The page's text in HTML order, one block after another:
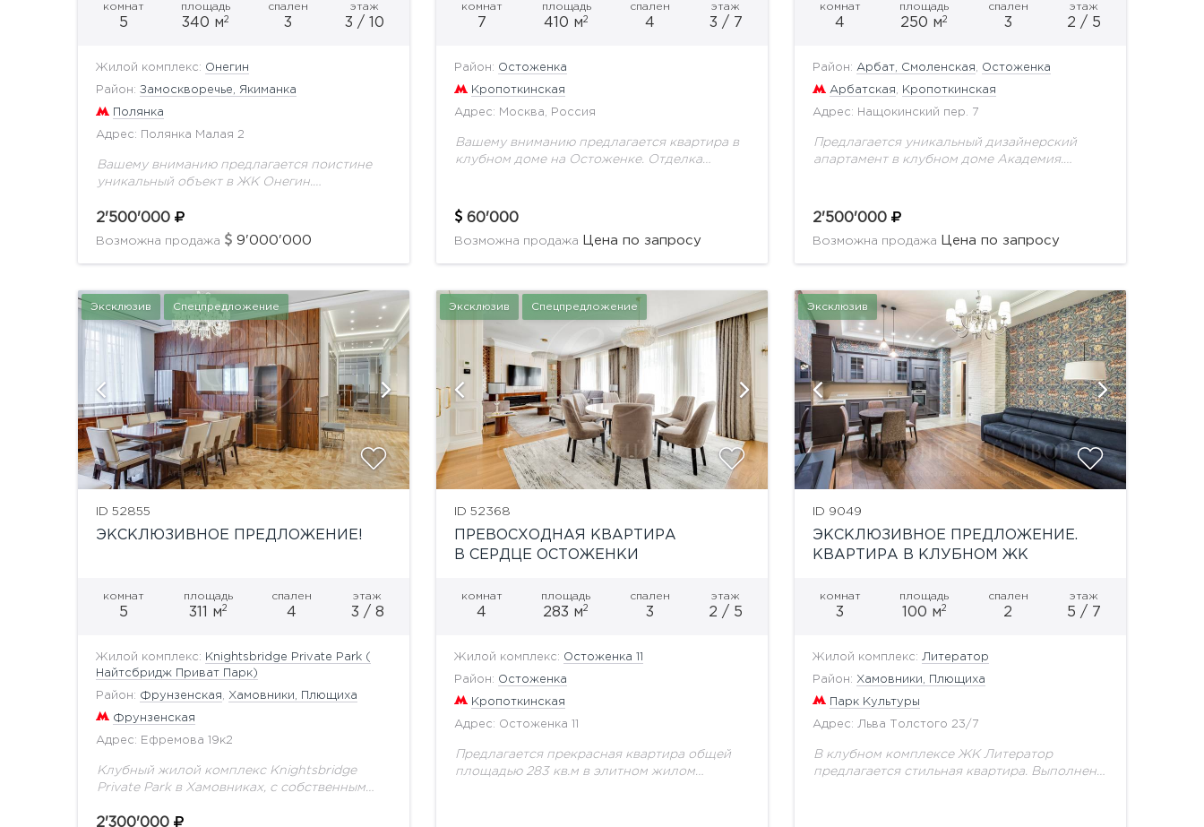
комнат
5
площадь
340 м2
спален
3
этаж
3 / 10
Жилой комплекс: Онегин
Район: Замоскворечье, Якиманка
Полянка
Адрес: Полянка Малая 2
Вашему вниманию предлагается поистине
уникальный объект в ЖК Онегин.
известным зарубежным автором.
Функциональной планировкой
гостиная, основная спальная комната с
2'500'000
Возможна продажа 9'000'000
комнат
7
площадь
410 м2
спален
4
этаж
3 / 7
Район: Остоженка
Кропоткинская
Адрес: Москва, Россия
Вашему вниманию предлагается квартира в
клубном доме на Остоженке. Отделка
себя просторную гостиную-столовую, 4
60'000
Возможна продажа Цена по запросу
комнат
4
площадь
250 м2
спален
3
этаж
2 / 5
Район: Арбат, Смоленская, Остоженка
Арбатская, Кропоткинская
Адрес: Нащокинский пер. 7
Предлагается уникальный дизайнерский
апартамент в клубном доме Академия.
которая отделена от просторной гостиной,
2'500'000
Возможна продажа Цена по запросу
Эксклюзив Спецпредложение
ID 52855
ЭКСКЛЮЗИВНОЕ ПРЕДЛОЖЕНИЕ!
комнат
5
площадь
311 м2
спален
4
этаж
3 / 8
Жилой комплекс:
Knightsbridge Private Park (
Найтсбридж Приват Парк)
Район: Фрунзенская Хамовники, Плющиха
Фрунзенская
Адрес: Ефремова 19к2
Клубный жилой комплекс Knightsbridge
Private Park в Хамовниках, с собственным
качественным ремонтом. Планировка: кухня-
2'300'000
показать ещё 40 фотографий
Эксклюзив Спецпредложение
ID 52368
ПРЕВОСХОДНАЯ КВАРТИРА
В СЕРДЦЕ ОСТОЖЕНКИ
комнат
4
площадь
283 м2
спален
3
этаж
2 / 5
Жилой комплекс: Остоженка 11
Район: Остоженка
Кропоткинская
Адрес: Остоженка 11
Предлагается прекрасная квартира общей
площадью 283 кв.м в элитном жилом
показать ещё 16 фотографий
Эксклюзив
ID 9049
ЭКСКЛЮЗИВНОЕ ПРЕДЛОЖЕНИЕ.
КВАРТИРА В КЛУБНОМ ЖК
комнат
3
площадь
100 м2
спален
2
этаж
5 / 7
Жилой комплекс: Литератор
Район: Хамовники, Плющиха
Парк Культуры
Адрес: Льва Толстого 23/7
В клубном комплексе ЖК Литератор
предлагается стильная квартира. Выполнен